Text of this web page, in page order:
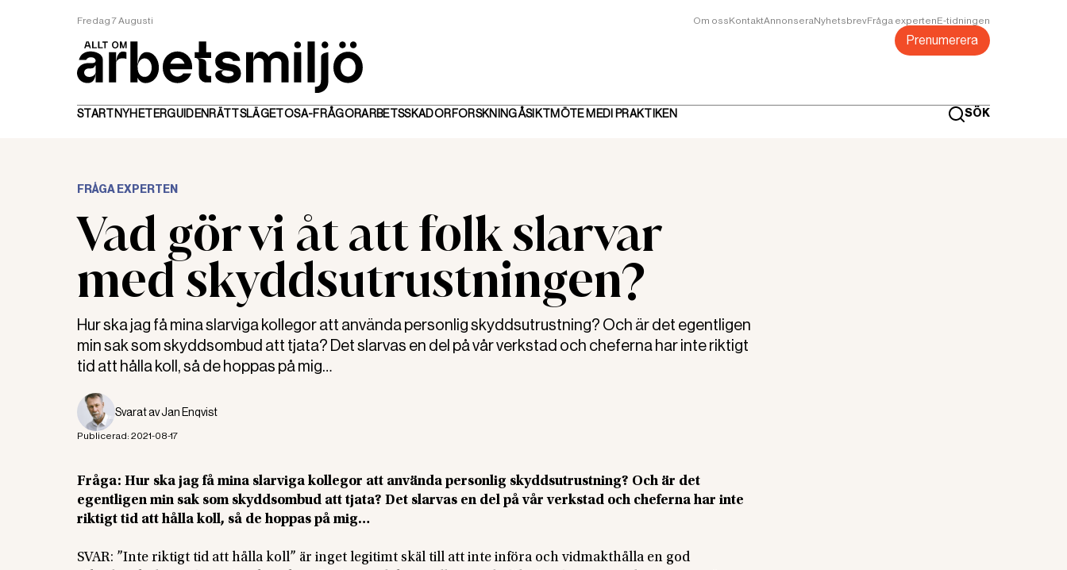
Fredag 7 Augusti Om ossKontaktAnnonseraNyhetsbrevFråga expertenE-tidningen
Prenumerera
STARTNYHETERGUIDEN RÄTTSLÄGETOSA-FRÅGORARBETSSKADORFORSKNINGÅSIKTMÖTE MED I PRAKTIKEN SÖK
FRÅGA EXPERTEN
Vad gör vi åt att folk slarvar
med skyddsutrustningen?
Hur ska jag få mina slarviga kollegor att använda personlig skyddsutrustning? Och är det egentligen
min sak som skyddsombud att tjata? Det slarvas en del på vår verkstad och cheferna har inte riktigt
tid att hålla koll, så de hoppas på mig…
Svarat avJan Enqvist
Publicerad: 2021-08-17
Fråga: Hur ska jag få mina slarviga kollegor att använda personlig skyddsutrustning? Och är det
egentligen min sak som skyddsombud att tjata? Det slarvas en del på vår verkstad och cheferna har inte
riktigt tid att hålla koll, så de hoppas på mig…
SVAR: ”Inte riktigt tid att hålla koll” är inget legitimt skäl till att inte införa och vidmakthålla en god